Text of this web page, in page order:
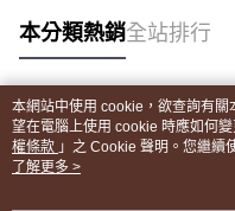
本分類熱銷全站排行
熱門標籤
本網站中使用 cookie，欲查詢有
望在電腦上使用 cookie 時應如何
權條款 」之 Cookie 聲明。您繼續
用條款之 Cookie 聲明使用 cookie。
了解更多 >